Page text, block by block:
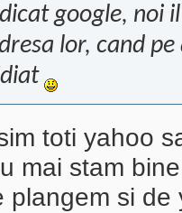
google, noi
lor, cand
toti yahoo
mai stam
plangem si de